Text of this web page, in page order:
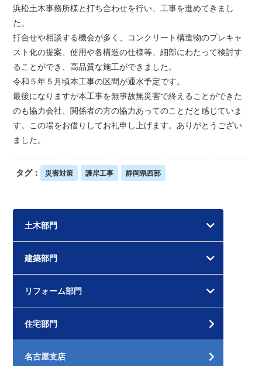
浜松土木事務所様と打ち合わせを行い、工事を進めてきまし
た。
打合せや相談する機会が多く、コンクリート構造物のプレキャ
スト化の提案、使用や各構造の仕様等、細部にわたって検討す
ることができ、高品質な施工ができました。
令和５年５月頃本工事の区間が通水予定です。
最後になりますが本工事を無事故無災害で終えることができた
のも協力会社、関係者の方の協力あってのことだと感じていま
す。この場をお借りしてお礼申し上げます。ありがとうござい
ました。
タグ： 災害対策 護岸工事 静岡県西部
土木部門
建築部門
リフォーム部門
住宅部門
名古屋支店